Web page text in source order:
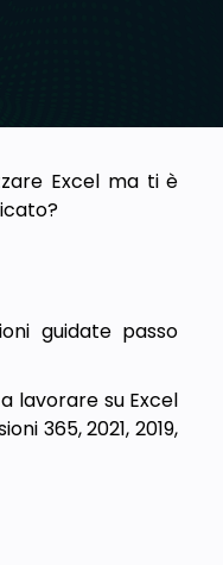
Excel ma ti è
guidate passo
lavorare su Excel
365, 2021, 2019,
a farti acquisire